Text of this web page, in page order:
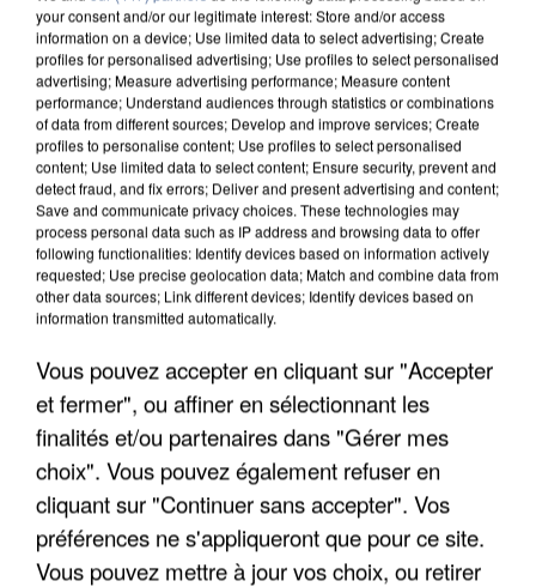
APRÈS TOUTES CES CANICULES, LES REFUGES
your consent and/or our legitimate interest: Store and/or access
information on a device; Use limited data to select advertising; Create
profiles for personalised advertising; Use profiles to select personalised
advertising; Measure advertising performance; Measure content
performance; Understand audiences through statistics or combinations
of data from different sources; Develop and improve services; Create
profiles to personalise content; Use profiles to select personalised
content; Use limited data to select content; Ensure security, prevent and
detect fraud, and fix errors; Deliver and present advertising and content;
Save and communicate privacy choices. These technologies may
process personal data such as IP address and browsing data to offer
following functionalities: Identify devices based on information actively
requested; Use precise geolocation data; Match and combine data from
other data sources; Link different devices; Identify devices based on
information transmitted automatically.
Vous pouvez accepter en cliquant sur "Accepter
et fermer", ou affiner en sélectionnant les
finalités et/ou partenaires dans "Gérer mes
choix". Vous pouvez également refuser en
cliquant sur "Continuer sans accepter". Vos
préférences ne s'appliqueront que pour ce site.
Vous pouvez mettre à jour vos choix, ou retirer